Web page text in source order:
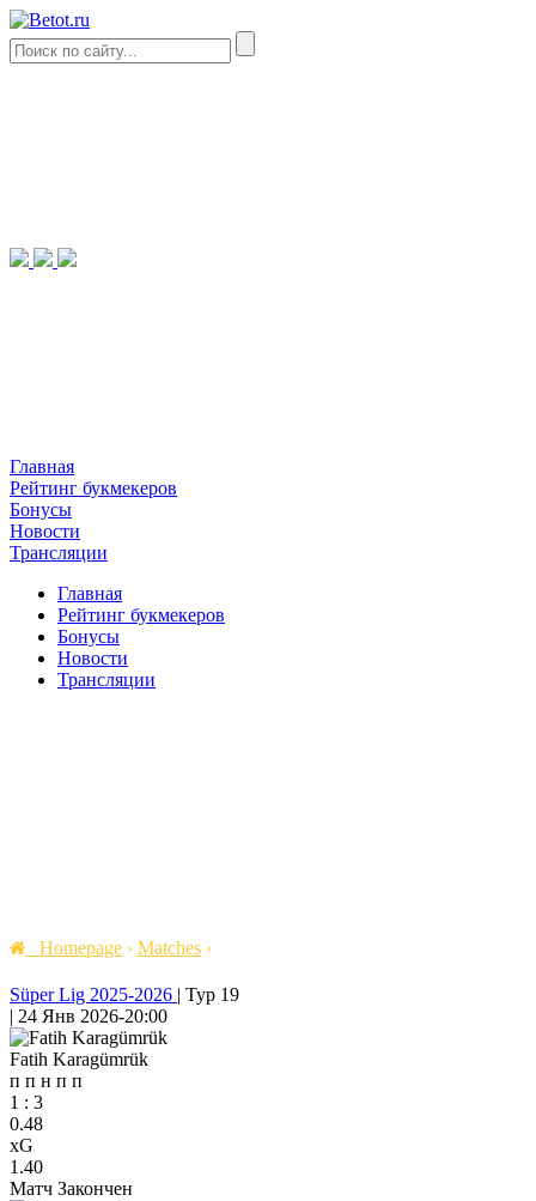
Главная
Рейтинг букмекеров
Бонусы
Новости
Трансляции
Главная
Рейтинг букмекеров
Бонусы
Новости
Трансляции
Homepage › Matches ›
Süper Lig 2025-2026 | Тур 19
| 24 Янв 2026-20:00
Fatih Karagümrük
п п н п п
1 : 3
0.48
xG
1.40
Матч Закончен